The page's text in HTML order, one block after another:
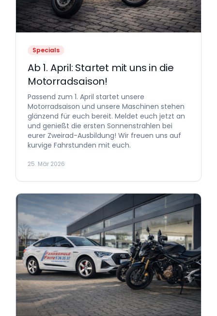
Specials
Ab 1. April: Startet mit uns in die
Motorradsaison!
Passend zum 1. April startet unsere
Motorradsaison und unsere Maschinen stehen
glänzend für euch bereit. Meldet euch jetzt an
und genießt die ersten Sonnenstrahlen bei
eurer Zweirad-Ausbildung! Wir freuen uns auf
kurvige Fahrstunden mit euch.
25. Mär 2026